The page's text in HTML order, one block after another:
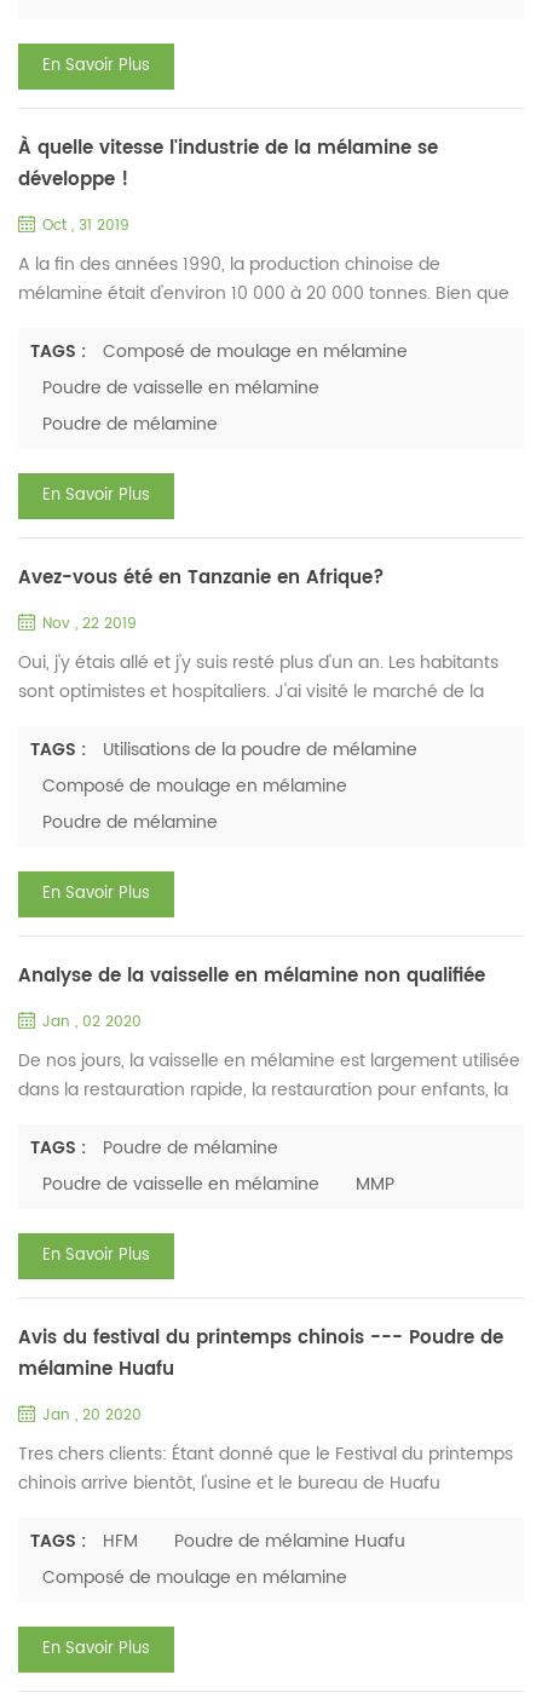
discuté des besoins d...
En Savoir Plus
À quelle vitesse l'industrie de la mélamine se
développe !
Oct , 31 2019
A la fin des années 1990, la production chinoise de
mélamine était d'environ 10 000 à 20 000 tonnes. Bien que
Cependant, la poudre de moulage de mélamine
formaldéhyde et les produits moulés de la Chine étaient à
un niveau très bas pour diverses raisons. L'application était
essentiellement limitée à de la vaisselle en mélamine de
qualité...
TAGS :
Composé de moulage en mélamine
Poudre de vaisselle en mélamine
Poudre de mélamine
En Savoir Plus
Avez-vous été en Tanzanie en Afrique?
Nov , 22 2019
Oui, j'y étais allé et j'y suis resté plus d'un an. Les habitants
sont optimistes et hospitaliers. J'ai visité le marché de la
préférence pour la vaisselle. Nous avons une idée. Les
Tanzaniens vivent généralement de maïs, de manioc et de
patates douces. Les populations locales mangent souvent le
riz traditionnel "Uberwabawa" cueilli à la main avec ...
TAGS :
Utilisations de la poudre de mélamine
Composé de moulage en mélamine
Poudre de mélamine
En Savoir Plus
Analyse de la vaisselle en mélamine non qualifiée
Jan , 02 2020
De nos jours, la vaisselle en mélamine est largement utilisée
dans la restauration rapide, la restauration pour enfants, la
d'être non toxique, insipide, légère, belle, durable et
incassable. Cependant, il existe différents producteurs de
signifie que la qualité de la poudre varie bea...
TAGS :
Poudre de mélamine
Poudre de vaisselle en mélamine
MMP
En Savoir Plus
Avis du festival du printemps chinois --- Poudre de
mélamine Huafu
Jan , 20 2020
Tres chers clients: Étant donné que le Festival du printemps
chinois arrive bientôt, l'usine et le bureau de Huafu
notre arrangement d'entreprise. Vacances d'usine : 19
janvier 2020 - 4 février 2020 Jours fériés : 22 janvier 2020 -
des commandes pour le composé de moulage de méla...
TAGS : HFM
Poudre de mélamine Huafu
Composé de moulage en mélamine
En Savoir Plus